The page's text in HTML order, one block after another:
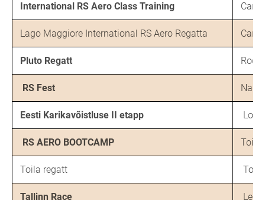
International RS Aero Class Training
Lago Maggiore International RS Aero Regatta
Pluto Regatt
RS Fest
Eesti Karikavõistluse II etapp
RS AERO BOOTCAMP Toila
Toila regatt Toila
Tallinn Race